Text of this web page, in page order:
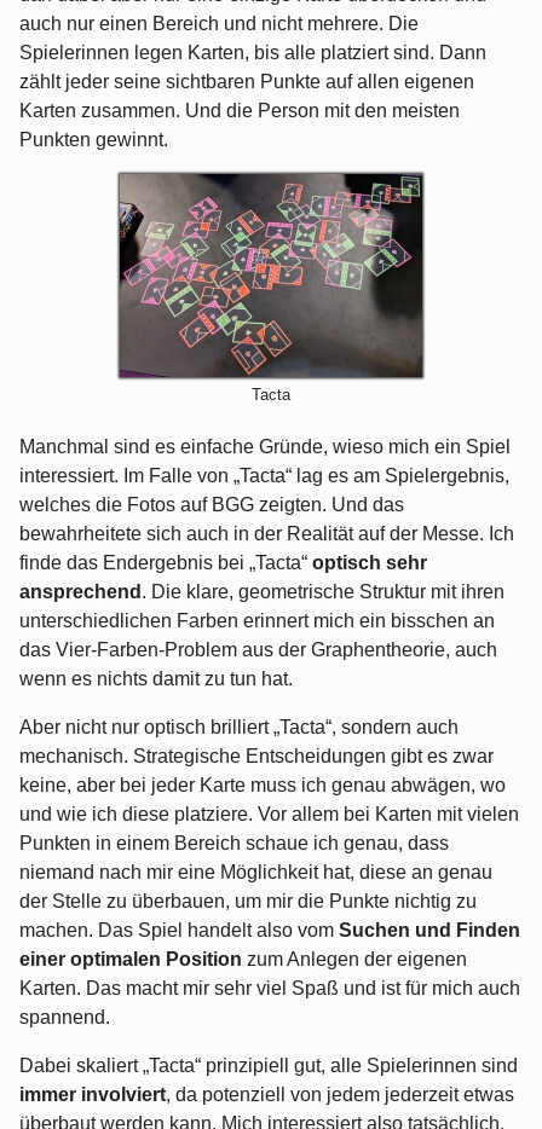
auch nur einen Bereich und nicht mehrere. Die
Spielerinnen legen Karten, bis alle platziert sind. Dann
zählt jeder seine sichtbaren Punkte auf allen eigenen
Karten zusammen. Und die Person mit den meisten
Punkten gewinnt.
Tacta
Manchmal sind es einfache Gründe, wieso mich ein Spiel
interessiert. Im Falle von „Tacta“ lag es am Spielergebnis,
welches die Fotos auf BGG zeigten. Und das
bewahrheitete sich auch in der Realität auf der Messe. Ich
finde das Endergebnis bei „Tacta“ optisch sehr
ansprechend . Die klare, geometrische Struktur mit ihren
unterschiedlichen Farben erinnert mich ein bisschen an
das Vier-Farben-Problem aus der Graphentheorie, auch
wenn es nichts damit zu tun hat.
Aber nicht nur optisch brilliert „Tacta“, sondern auch
mechanisch. Strategische Entscheidungen gibt es zwar
keine, aber bei jeder Karte muss ich genau abwägen, wo
und wie ich diese platziere. Vor allem bei Karten mit vielen
Punkten in einem Bereich schaue ich genau, dass
niemand nach mir eine Möglichkeit hat, diese an genau
der Stelle zu überbauen, um mir die Punkte nichtig zu
machen. Das Spiel handelt also vom Suchen und Finden
einer optimalen Position zum Anlegen der eigenen
Karten. Das macht mir sehr viel Spaß und ist für mich auch
spannend.
Dabei skaliert „Tacta“ prinzipiell gut, alle Spielerinnen sind
immer involviert, da potenziell von jedem jederzeit etwas
überbaut werden kann. Mich interessiert also tatsächlich,